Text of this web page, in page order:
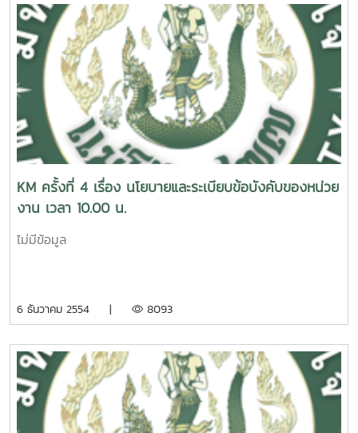
KM ครั้งที่ 4 เรื่อง นโยบายและระเบียบข้อบังคับของหน่วย
งาน เวลา 10.00 น.
ไม่มีข้อมูล
6 ธันวาคม 2554 | 8093